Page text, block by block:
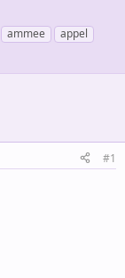
ammee
appel
#1